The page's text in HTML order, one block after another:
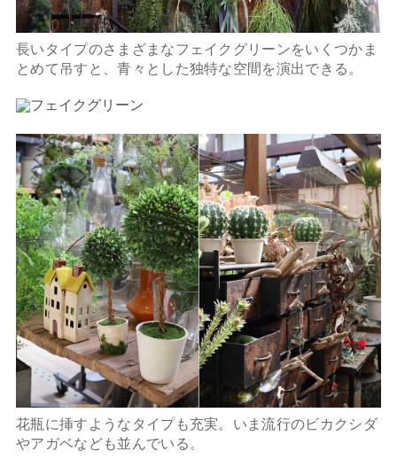
長いタイプのさまざまなフェイクグリーンをいくつかま
とめて吊すと、青々とした独特な空間を演出できる。
花瓶に挿すようなタイプも充実。いま流行のビカクシダ
やアガベなども並んでいる。